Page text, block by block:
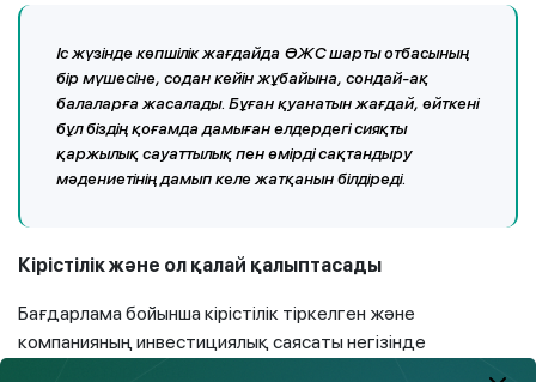
Іс жүзінде көпшілік жағдайда ӨЖС шарты отбасының
бір мүшесіне, содан кейін жұбайына, сондай-ақ
балаларға жасалады. Бұған қуанатын жағдай, өйткені
бұл біздің қоғамда дамыған елдердегі сияқты
қаржылық сауаттылық пен өмірді сақтандыру
мәдениетінің дамып келе жатқанын білдіреді.
Кірістілік және ол қалай қалыптасады
Бағдарлама бойынша кірістілік тіркелген және
компанияның инвестициялық саясаты негізінде